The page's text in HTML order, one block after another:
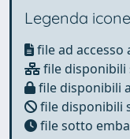
Legenda icone
file ad accesso
file disponibili
file disponibili
file disponibili
file sotto